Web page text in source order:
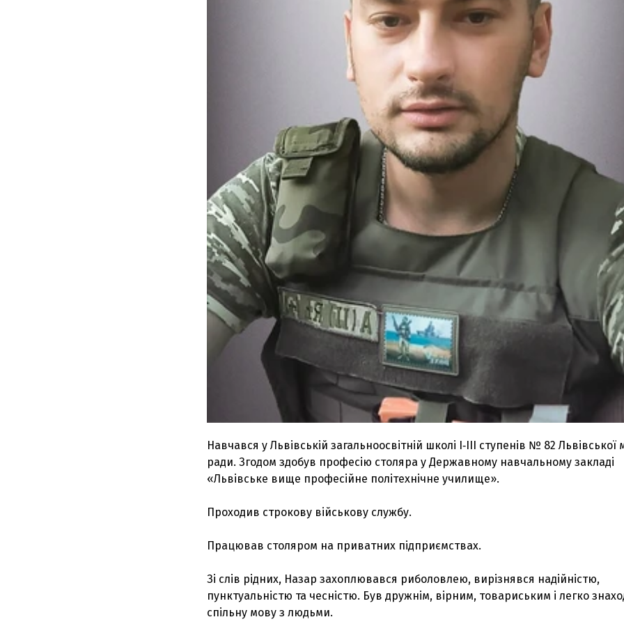
Навчався у Львівській загальноосвітній школі І‑ІІІ ступенів № 82 Львівської
ради. Згодом здобув професію столяра у Державному навчальному закладі
«Львівське вище професійне політехнічне училище».
Проходив строкову військову службу.
Працював столяром на приватних підприємствах.
Зі слів рідних, Назар захоплювався риболовлею, вирізнявся надійністю,
пунктуальністю та чесністю. Був дружнім, вірним, товариським і легко
спільну мову з людьми.